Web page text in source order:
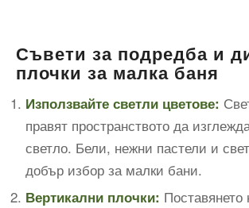
Съвети за подредба и
плочки за малка баня
Използвайте светли цветове:
правят пространството да
светло. Бели, нежни пастели и
добър избор за малки бани.
Вертикални плочки: Поставянето